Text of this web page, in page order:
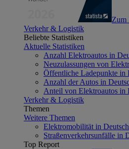
Zum
Verkehr & Logistik
Beliebte Statistiken
Aktuelle Statistiken
Anzahl Elektroautos in
Neuzulassungen von
Öffentliche Ladepunkte in
Anzahl der Autos in
Anteil von Elektroautos in
Verkehr & Logistik
Themen
Weitere Themen
Elektromobilität in
Straßenverkehrsunfälle in
Top Report